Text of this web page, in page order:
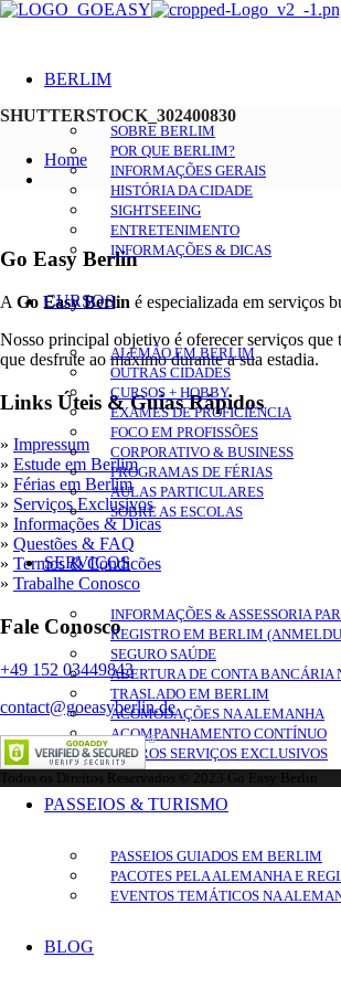
BERLIM
SOBRE BERLIM
POR QUE BERLIM?
INFORMAÇÕES GERAIS
HISTÓRIA DA CIDADE
SIGHTSEEING
ENTRETENIMENTO
INFORMAÇÕES & DICAS
CURSOS
ALEMÃO EM BERLIM
OUTRAS CIDADES
CURSOS + HOBBY
EXAMES DE PROFICIÊNCIA
FOCO EM PROFISSÕES
CORPORATIVO & BUSINESS
PROGRAMAS DE FÉRIAS
AULAS PARTICULARES
SOBRE AS ESCOLAS
SERVIÇOS
INFORMAÇÕES & ASSESSORIA
REGISTRO EM BERLIM
SEGURO SAÚDE
ABERTURA DE CONTA BANCÁRIA
TRASLADO EM BERLIM
ACOMODAÇÕES NA ALEMANHA
ACOMPANHAMENTO CONTÍNUO
OUTROS SERVIÇOS EXCLUSIVOS
PASSEIOS & TURISMO
PASSEIOS GUIADOS EM BERLIM
PACOTES PELA ALEMANHA E
EVENTOS TEMÁTICOS NA
BLOG
SHUTTERSTOCK_302400830
Home
Go Easy Berlin
A Go Easy Berlin é especializada em serviços
Nosso principal objetivo é oferecer serviços que
que desfrute ao máximo durante a sua estadia.
Links Úteis & Guias Rápidos
» Impressum
» Estude em Berlim
» Férias em Berlim
» Serviços Exclusivos
» Informações & Dicas
» Questões & FAQ
» Termos & Condicões
» Trabalhe Conosco
Fale Conosco
+49 152 03449843
contact@goeasyberlin.de
Todos os Direitos Reservados © 2023 Go Easy Berlin